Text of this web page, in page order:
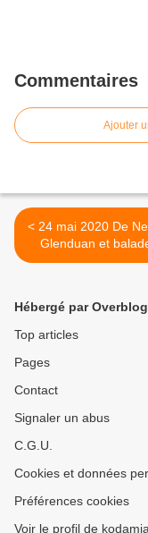
Commentaires
Ajouter
< 24 mai 2020 De Nelson à
Glenduan et
Glenduan à Cable
Hébergé par Overblog
Top articles
Pages
Contact
Signaler un abus
C.G.U.
Cookies et données
Préférences cookies
Voir le profil de